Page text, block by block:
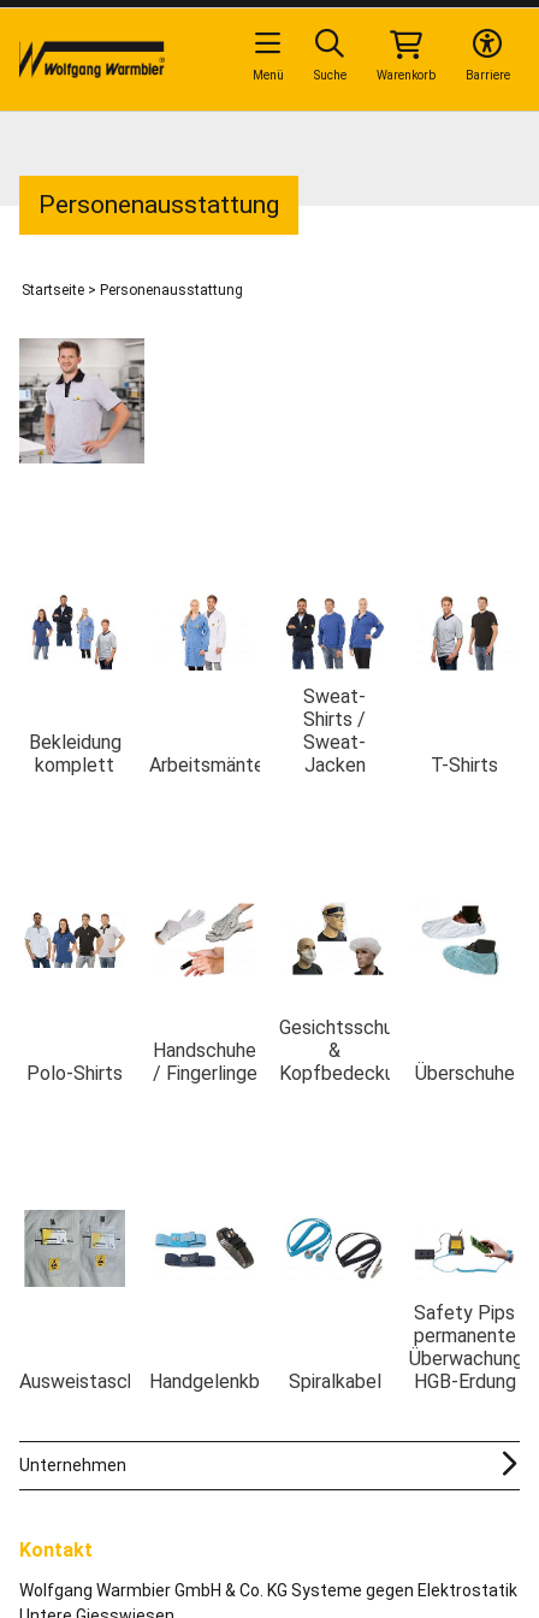
Personenausstattung
Startseite > Personenausstattung
Bekleidung
komplett
Arbeitsmäntel
Sweat-
Shirts /
Sweat-
Jacken
T-Shirts
Polo-Shirts
Handschuhe
/ Fingerlinge
Gesichtsschutz
&
Kopfbedeckung Überschuhe
AusweistaschenHandgelenkbänderSpiralkabel
Safety Pips
permanente
Überwachung
HGB-Erdung
Kontakt
Wolfgang Warmbier GmbH & Co. KG Systeme gegen Elektrostatik
Unternehmen
Barriere
Warenkorb
Suche
Menü